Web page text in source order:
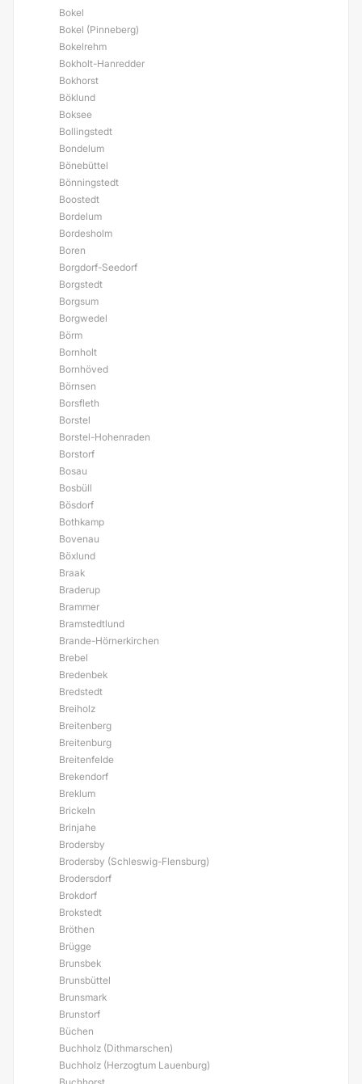
Bokel
Bokel (Pinneberg)
Bokelrehm
Bokholt-Hanredder
Bokhorst
Böklund
Boksee
Bollingstedt
Bondelum
Bönebüttel
Bönningstedt
Boostedt
Bordelum
Bordesholm
Boren
Borgdorf-Seedorf
Borgstedt
Borgsum
Borgwedel
Börm
Bornholt
Bornhöved
Börnsen
Borsfleth
Borstel
Borstel-Hohenraden
Borstorf
Bosau
Bosbüll
Bösdorf
Bothkamp
Bovenau
Böxlund
Braak
Braderup
Brammer
Bramstedtlund
Brande-Hörnerkirchen
Brebel
Bredenbek
Bredstedt
Breiholz
Breitenberg
Breitenburg
Breitenfelde
Brekendorf
Breklum
Brickeln
Brinjahe
Brodersby
Brodersby (Schleswig-Flensburg)
Brodersdorf
Brokdorf
Brokstedt
Bröthen
Brügge
Brunsbek
Brunsbüttel
Brunsmark
Brunstorf
Büchen
Buchholz (Dithmarschen)
Buchholz (Herzogtum Lauenburg)